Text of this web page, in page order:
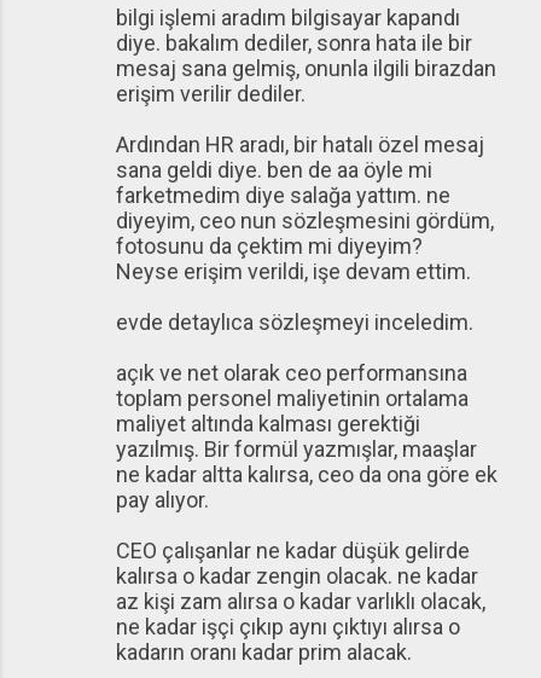
bilgi işlemi aradım bilgisayar kapandı
diye. bakalım dediler, sonra hata ile bir
mesaj sana gelmiş, onunla ilgili birazdan
erişim verilir dediler.
Ardından HR aradı, bir hatalı özel mesaj
sana geldi diye. ben de aa öyle mi
farketmedim diye salağa yattım. ne
diyeyim, ceo nun sözleşmesini gördüm,
fotosunu da çektim mi diyeyim?
Neyse erişim verildi, işe devam ettim.
evde detaylıca sözleşmeyi inceledim.
açık ve net olarak ceo performansına
toplam personel maliyetinin ortalama
maliyet altında kalması gerektiği
yazılmış. Bir formül yazmışlar, maaşlar
ne kadar altta kalırsa, ceo da ona göre ek
pay alıyor.
CEO çalışanlar ne kadar düşük gelirde
kalırsa o kadar zengin olacak. ne kadar
az kişi zam alırsa o kadar varlıklı olacak,
ne kadar işçi çıkıp aynı çıktıyı alırsa o
kadarın oranı kadar prim alacak.